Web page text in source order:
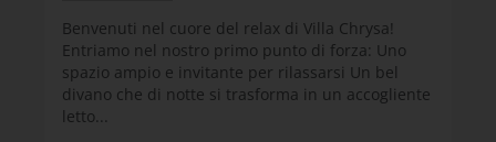
Benvenuti nel cuore del relax di Villa Chrysa!
Entriamo nel nostro primo punto di forza: Uno
spazio ampio e invitante per rilassarsi Un bel
divano che di notte si trasforma in un accogliente
letto...